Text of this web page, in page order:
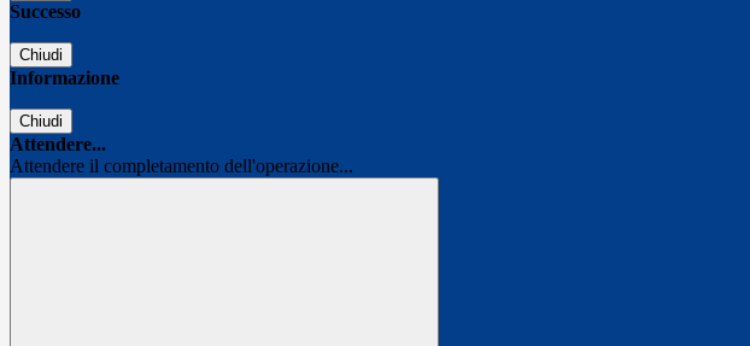
Successo
Chiudi
Informazione
Chiudi
Attendere...
Attendere il completamento dell'operazione...